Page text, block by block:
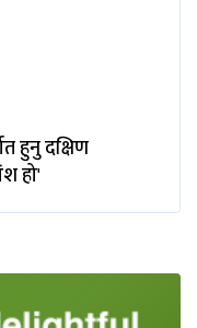
हुनु दक्षिण
हो'